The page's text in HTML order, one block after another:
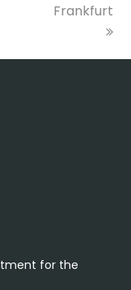
Frankfurt
for the